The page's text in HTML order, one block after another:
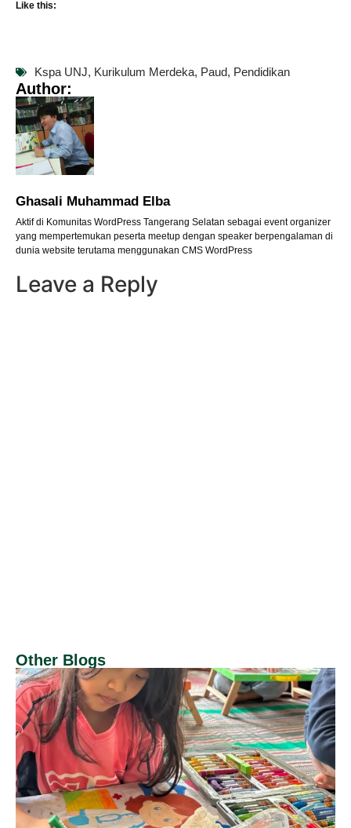
Like this:
Kspa UNJ, Kurikulum Merdeka, Paud, Pendidikan
Author:
Ghasali Muhammad Elba
Aktif di Komunitas WordPress Tangerang Selatan sebagai event organizer
yang mempertemukan peserta meetup dengan speaker berpengalaman di
dunia website terutama menggunakan CMS WordPress
Leave a Reply
Other Blogs